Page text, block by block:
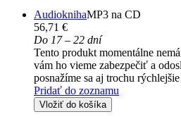
AudioknihaMP3 na CD
56,71 €
Do 17 – 22 dní
Tento produkt momentálne
vám ho vieme zabezpečiť a
posnažíme sa aj trochu
Pridať do zoznamu
Vložiť do košíka